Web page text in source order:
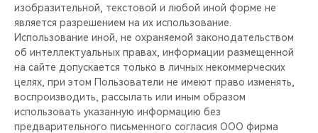
изобразительной, текстовой и любой иной форме не
является разрешением на их использование.
Использование иной, не охраняемой законодательством
об интеллектуальных правах, информации размещенной
на сайте допускается только в личных некоммерческих
целях, при этом Пользователи не имеют право изменять,
воспроизводить, рассылать или иным образом
использовать указанную информацию без
предварительного письменного согласия ООО фирма